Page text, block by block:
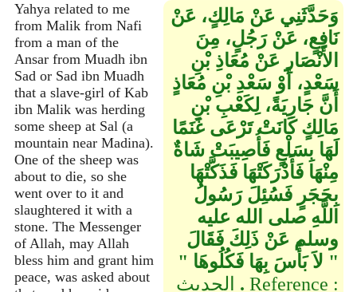
Yahya related to me
from Malik from Nafi
from a man of the
Ansar from Muadh ibn
Sad or Sad ibn Muadh
that a slave-girl of Kab
ibn Malik was herding
some sheep at Sal (a
mountain near Madina).
One of the sheep was
about to die, so she
went over to it and
slaughtered it with a
stone. The Messenger
of Allah, may Allah
bless him and grant him
peace, was asked about
وَحَدَّثَنِي عَنْ مَالِكٍ، عَنْ
نَافِعٍ، عَنْ رَجُلٍ، مِنَ
الأَنْصَارِ عَنْ مُعَاذِ بْنِ
سَعْدٍ، أَوْ سَعْدِ بْنِ مُعَاذٍ
أَنَّ جَارِيَةً، لِكَعْبِ بْنِ
مَالِكٍ كَانَتْ تَرْعَى غَنَمًا
لَهَا بِسَلْعٍ فَأُصِيبَتْ شَاةٌ
مِنْهَا فَأَدْرَكَتْهَا فَذَكَّتْهَا
بِحَجَرٍ فَسُئِلَ رَسُولُ
اللَّهِ صلى الله عليه
وسلم عَنْ ذَلِكَ فَقَالَ ‏
"‏ لاَ بَأْسَ بِهَا فَكُلُوهَا ‏"‏
‏.‏ الحديث Reference :